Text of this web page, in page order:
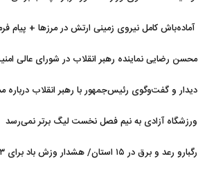
آماده‌باش کامل نیروی زمینی ارتش در مرزها + پیام
محسن رضایی نماینده رهبر انقلاب در شورای عالی
دیدار و گفت‌وگوی رئیس‌جمهور با رهبر انقلاب درباره
ورزشگاه آزادی به نیم فصل نخست لیگ برتر نمی‌رسد
رگبارو رعد و برق در ۱۵ استان/ هشدار وزش باد برای ۱۳ استان‌